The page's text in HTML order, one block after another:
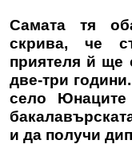
Самата тя
скрива, че
приятеля й ще
две-три
село
и да получи